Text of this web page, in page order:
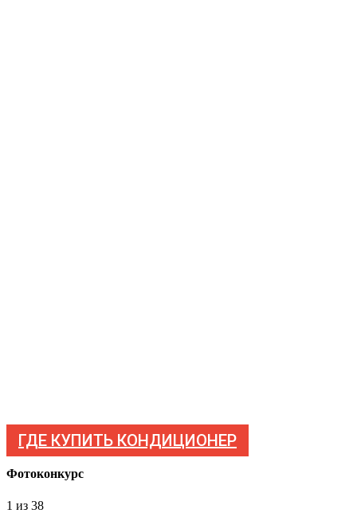
ГДЕ КУПИТЬ КОНДИЦИОНЕР
Фотоконкурс
1 из 38